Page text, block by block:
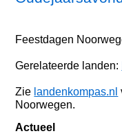
Feestdagen
Gerelateerde landen:
Zie landenkompas.nl
Noorwegen.
Actueel